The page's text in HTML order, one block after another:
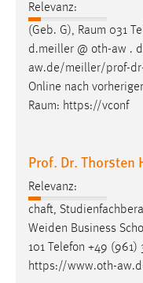
Relevanz:
(Geb. G), Raum 031
d.meiller @ oth-aw .
aw.de/meiller/prof-
Online nach
Raum: https://vconf
Prof. Dr. Thorsten
Relevanz:
chaft,
Weiden Business
101 Telefon +49
https://www.oth-